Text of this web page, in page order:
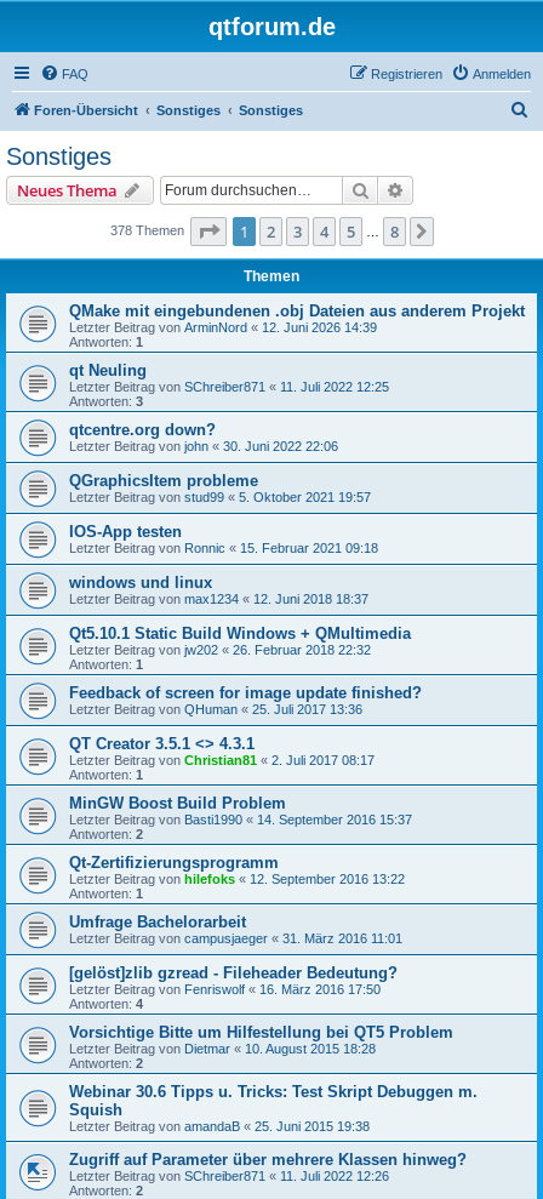
qtforum.de
FAQ Anmelden
Registrieren
Foren-Übersicht Sonstiges Sonstiges
Sonstiges
Neues Thema Suche
378 Themen Seite 1von
1 2 3 4 5 8
Themen
QMake mit eingebundenen .obj Dateien aus anderem Projekt
Letzter Beitrag von ArminNord « 12. Juni 2026 14:39
Antworten: 1
qt Neuling
Letzter Beitrag von SChreiber871 « 11. Juli 2022 12:25
Antworten: 3
qtcentre.org down?
Letzter Beitrag von john « 30. Juni 2022 22:06
QGraphicsItem probleme
Letzter Beitrag von stud99 « 5. Oktober 2021 19:57
IOS-App testen
Letzter Beitrag von Ronnic « 15. Februar 2021 09:18
windows und linux
Letzter Beitrag von max1234 « 12. Juni 2018 18:37
Qt5.10.1 Static Build Windows + QMultimedia
Letzter Beitrag von jw202 « 26. Februar 2018 22:32
Antworten: 1
Feedback of screen for image update finished?
Letzter Beitrag von QHuman « 25. Juli 2017 13:36
QT Creator 3.5.1 <> 4.3.1
Letzter Beitrag von Christian81 « 2. Juli 2017 08:17
Antworten: 1
MinGW Boost Build Problem
Letzter Beitrag von Basti1990 « 14. September 2016 15:37
Antworten: 2
Qt-Zertifizierungsprogramm
Letzter Beitrag von hilefoks « 12. September 2016 13:22
Antworten: 1
Umfrage Bachelorarbeit
Letzter Beitrag von campusjaeger « 31. März 2016 11:01
[gelöst]zlib gzread - Fileheader Bedeutung?
Letzter Beitrag von Fenriswolf « 16. März 2016 17:50
Antworten: 4
Vorsichtige Bitte um Hilfestellung bei QT5 Problem
Letzter Beitrag von Dietmar « 10. August 2015 18:28
Antworten: 2
Webinar 30.6 Tipps u. Tricks: Test Skript Debuggen m.
Squish
Letzter Beitrag von amandaB « 25. Juni 2015 19:38
Zugriff auf Parameter über mehrere Klassen hinweg?
Letzter Beitrag von SChreiber871 « 11. Juli 2022 12:26
Antworten: 2